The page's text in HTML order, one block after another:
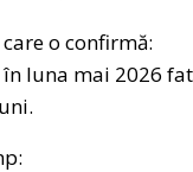
o confirmă:
luna mai 2026